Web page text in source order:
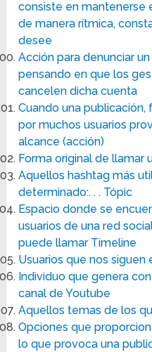
consiste en mantenerse
de manera rítmica,
desee
Acción para denunciar
pensando en que los
cancelen dicha cuenta
Cuando una
por muchos usuarios
alcance (acción)
Forma original de llamar
Aquellos hashtag más
determinado:. . . Tópic
Espacio donde se
usuarios de una red
puede llamar Timeline
Usuarios que nos
Individuo que genera
canal de Youtube
Aquellos temas de los
Opciones que
lo que provoca una